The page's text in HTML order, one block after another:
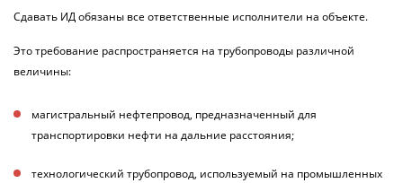
Сдавать ИД обязаны все ответственные исполнители на объекте.
Это требование распространяется на трубопроводы различной
величины:
магистральный нефтепровод, предназначенный для
транспортировки нефти на дальние расстояния;
технологический трубопровод, используемый на промышленных